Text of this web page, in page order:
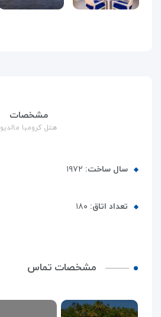
مشخصات
هتل کرومبا مالدیو
سال ساخت: ۱۹۷۲
تعداد اتاق: ۱۸۰
مشخصات تماس